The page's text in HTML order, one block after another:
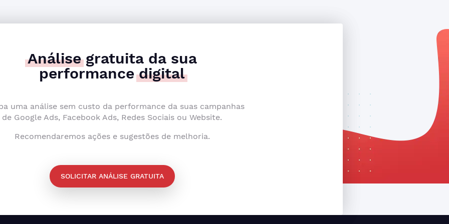
Análisegratuita da sua
performancedigital
uma análise sem custo da performance da suas campanhas
de Google Ads, Facebook Ads, Redes Sociais ou Website.
Recomendaremos ações e sugestões de melhoria.
SOLICITAR ANÁLISE GRATUITA